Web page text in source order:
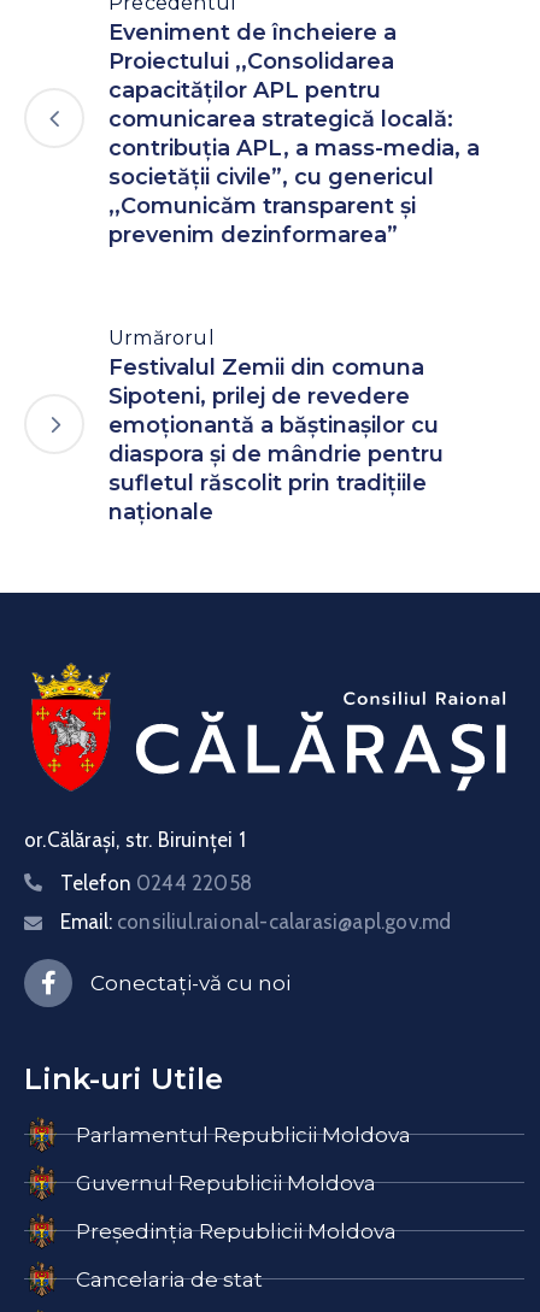
Eveniment de încheiere a
Proiectului ,,Consolidarea
capacităților APL pentru
comunicarea strategică locală:
contribuția APL, a mass-media, a
societății civile”, cu genericul
,,Comunicăm transparent și
prevenim dezinformarea”
Urmărorul
Festivalul Zemii din comuna
Sipoteni, prilej de revedere
emoționantă a băștinașilor cu
diaspora și de mândrie pentru
sufletul răscolit prin tradițiile
naționale
or.Călărași, str. Biruinței 1
Telefon 0244 22058
Email: consiliul.raional-calarasi@apl.gov.md
Conectați-vă cu noi
Link-uri Utile
Parlamentul Republicii Moldova
Guvernul Republicii Moldova
Președinția Republicii Moldova
Cancelaria de stat